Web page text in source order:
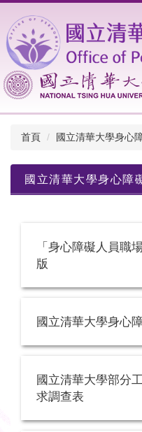
到
主
要
內
容
區
首頁 國立清華大學身心
國立清華大學身心障
「身心障礙人員職
版
國立清華大學身心
國立清華大學部分
求調查表